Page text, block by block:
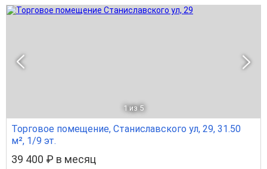
1 из 5
Торговое помещение, Станиславского ул, 29, 31.50
м², 1/9 эт.
39 400 ₽ в месяц